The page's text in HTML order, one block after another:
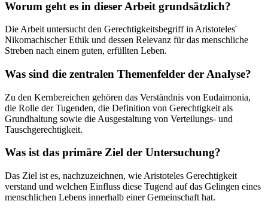
Worum geht es in dieser Arbeit grundsätzlich?
Die Arbeit untersucht den Gerechtigkeitsbegriff in Aristoteles'
Nikomachischer Ethik und dessen Relevanz für das menschliche
Streben nach einem guten, erfüllten Leben.
Was sind die zentralen Themenfelder der Analyse?
Zu den Kernbereichen gehören das Verständnis von Eudaimonia,
die Rolle der Tugenden, die Definition von Gerechtigkeit als
Grundhaltung sowie die Ausgestaltung von Verteilungs- und
Tauschgerechtigkeit.
Was ist das primäre Ziel der Untersuchung?
Das Ziel ist es, nachzuzeichnen, wie Aristoteles Gerechtigkeit
verstand und welchen Einfluss diese Tugend auf das Gelingen eines
menschlichen Lebens innerhalb einer Gemeinschaft hat.